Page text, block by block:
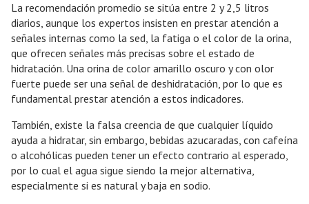
La recomendación promedio se sitúa entre 2 y 2,5 litros
diarios, aunque los expertos insisten en prestar atención a
señales internas como la sed, la fatiga o el color de la orina,
que ofrecen señales más precisas sobre el estado de
hidratación. Una orina de color amarillo oscuro y con olor
fuerte puede ser una señal de deshidratación, por lo que es
fundamental prestar atención a estos indicadores.
También, existe la falsa creencia de que cualquier líquido
ayuda a hidratar, sin embargo, bebidas azucaradas, con cafeína
o alcohólicas pueden tener un efecto contrario al esperado,
por lo cual el agua sigue siendo la mejor alternativa,
especialmente si es natural y baja en sodio.